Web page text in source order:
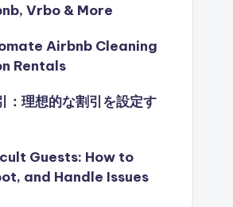
Vrbo & More
Airbnb Cleaning
Rentals
理想的な割引を設定す
Guests: How to
and Handle Issues